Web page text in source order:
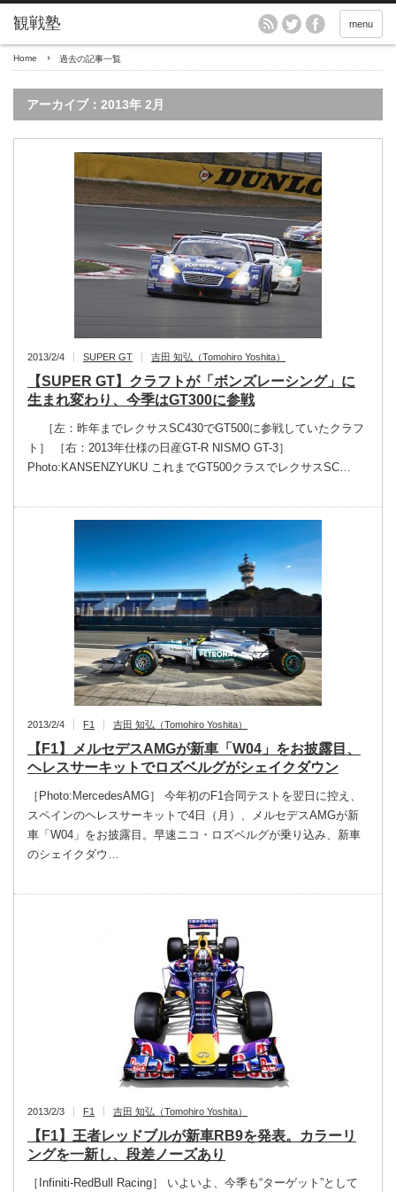
menu
Home 過去の記事一覧
アーカイブ：2013年 2月
2013/2/4 SUPER GT 吉田 知弘（Tomohiro Yoshita）
【SUPER GT】クラフトが「ボンズレーシング」に
生まれ変わり、今季はGT300に参戦
［左：昨年までレクサスSC430でGT500に参戦していたクラフ
ト］ ［右：2013年仕様の日産GT-R NISMO GT-3］
Photo:KANSENZYUKU これまでGT500クラスでレクサスSC…
2013/2/4 F1 吉田 知弘（Tomohiro Yoshita）
【F1】メルセデスAMGが新車「W04」をお披露目、
ヘレスサーキットでロズベルグがシェイクダウン
［Photo:MercedesAMG］ 今年初のF1合同テストを翌日に控え、
スペインのヘレスサーキットで4日（月）、メルセデスAMGが新
車「W04」をお披露目。早速ニコ・ロズベルグが乗り込み、新車
のシェイクダウ…
2013/2/3 F1 吉田 知弘（Tomohiro Yoshita）
【F1】王者レッドブルが新車RB9を発表。カラーリ
ングを一新し、段差ノーズあり
［Infiniti-RedBull Racing］ いよいよ、今季も“ターゲット”として